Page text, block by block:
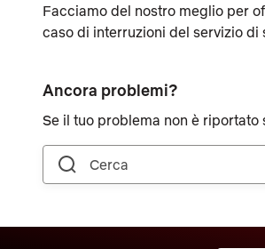
Facciamo del nostro meglio per
caso di interruzioni del servizio
Ancora problemi?
Se il tuo problema non è